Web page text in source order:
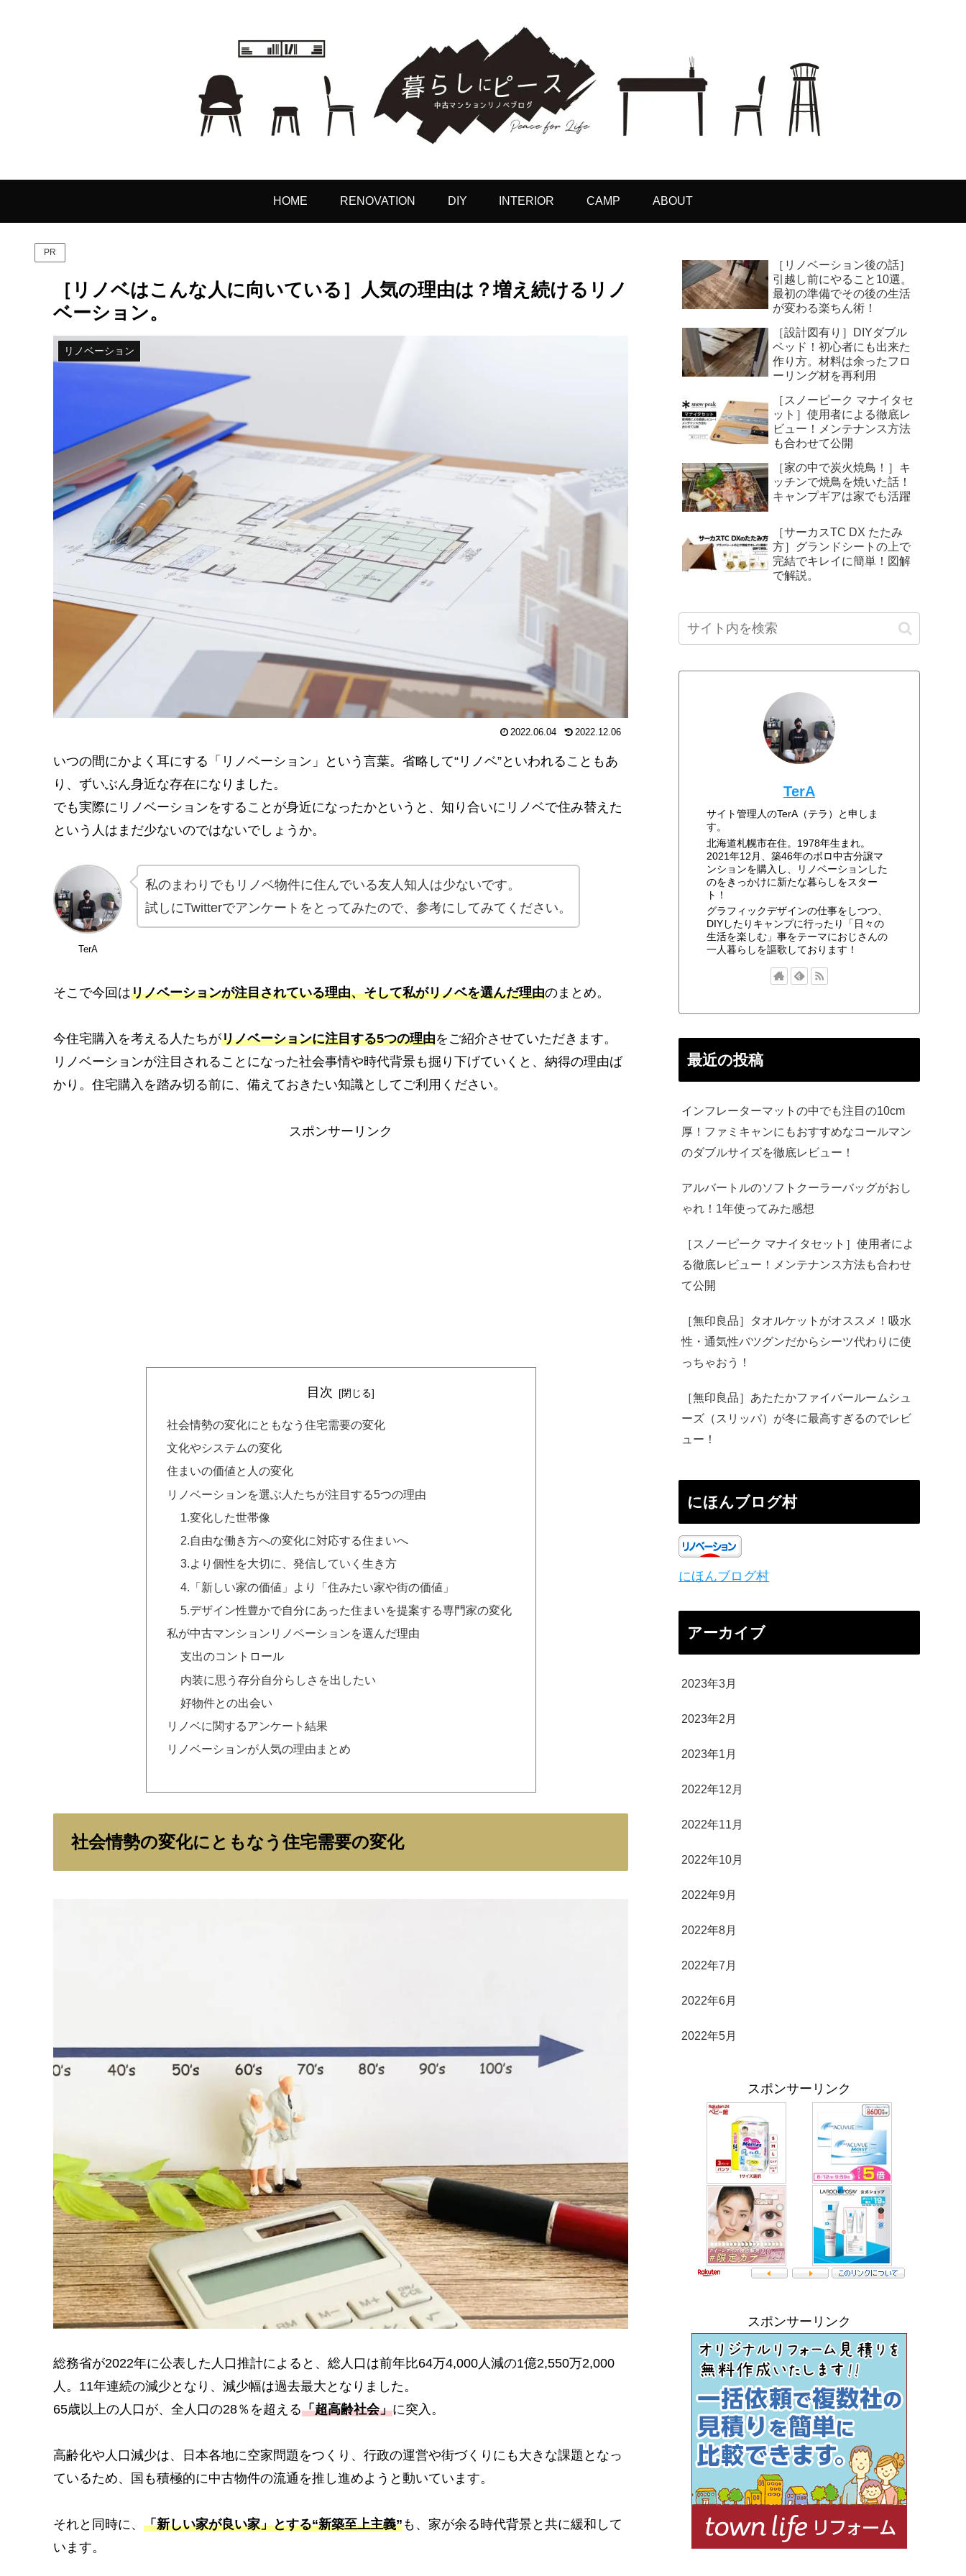
HOME RENOVATION DIY INTERIOR CAMP ABOUT
PR
［リノベはこんな人に向いている］人気の理由は？増え続けるリノ
ベーション。
リノベーション
2022.06.04 2022.12.06
いつの間にかよく耳にする「リノベーション」という言葉。省略して“リノベ”といわれることもあ
り、ずいぶん身近な存在になりました。
でも実際にリノベーションをすることが身近になったかというと、知り合いにリノベで住み替えた
という人はまだ少ないのではないでしょうか。
TerA
私のまわりでもリノベ物件に住んでいる友人知人は少ないです。
試しにTwitterでアンケートをとってみたので、参考にしてみてください。
そこで今回はリノベーションが注目されている理由、そして私がリノベを選んだ理由のまとめ。
今住宅購入を考える人たちがリノベーションに注目する5つの理由をご紹介させていただきます。
リノベーションが注目されることになった社会事情や時代背景も掘り下げていくと、納得の理由ば
かり。住宅購入を踏み切る前に、備えておきたい知識としてご利用ください。
スポンサーリンク
目次
社会情勢の変化にともなう住宅需要の変化
文化やシステムの変化
住まいの価値と人の変化
リノベーションを選ぶ人たちが注目する5つの理由
1.変化した世帯像
2.自由な働き方への変化に対応する住まいへ
3.より個性を大切に、発信していく生き方
4.「新しい家の価値」より「住みたい家や街の価値」
5.デザイン性豊かで自分にあった住まいを提案する専門家の変化
私が中古マンションリノベーションを選んだ理由
支出のコントロール
内装に思う存分自分らしさを出したい
好物件との出会い
リノベに関するアンケート結果
リノベーションが人気の理由まとめ
社会情勢の変化にともなう住宅需要の変化
総務省が2022年に公表した人口推計によると、総人口は前年比64万4,000人減の1億2,550万2,000
人。11年連続の減少となり、減少幅は過去最大となりました。
65歳以上の人口が、全人口の28％を超える「超高齢社会」に突入。
高齢化や人口減少は、日本各地に空家問題をつくり、行政の運営や街づくりにも大きな課題となっ
ているため、国も積極的に中古物件の流通を推し進めようと動いています。
それと同時に、 「新しい家が良い家」とする“新築至上主義”も、家が余る時代背景と共に緩和して
います。
［リノベーション後の話］
引越し前にやること10選。
最初の準備でその後の生活
が変わる楽ちん術！
［設計図有り］DIYダブル
ベッド！初心者にも出来た
作り方。材料は余ったフロ
ーリング材を再利用
［スノーピーク マナイタセ
ット］使用者による徹底レ
ビュー！メンテナンス方法
も合わせて公開
［家の中で炭火焼鳥！］キ
ッチンで焼鳥を焼いた話！
キャンプギアは家でも活躍
［サーカスTC DX たたみ
方］グランドシートの上で
完結でキレイに簡単！図解
で解説。
TerA
サイト管理人のTerA（テラ）と申しま
す。
北海道札幌市在住。1978年生まれ。
2021年12月、築46年のボロ中古分譲マ
ンションを購入し、リノベーションした
のをきっかけに新たな暮らしをスター
ト！
グラフィックデザインの仕事をしつつ、
DIYしたりキャンプに行ったり「日々の
生活を楽しむ」事をテーマにおじさんの
一人暮らしを謳歌しております！
最近の投稿
インフレーターマットの中でも注目の10cm
厚！ファミキャンにもおすすめなコールマン
のダブルサイズを徹底レビュー！
アルバートルのソフトクーラーバッグがおし
ゃれ！1年使ってみた感想
［スノーピーク マナイタセット］使用者によ
る徹底レビュー！メンテナンス方法も合わせ
て公開
［無印良品］タオルケットがオススメ！吸水
性・通気性バツグンだからシーツ代わりに使
っちゃおう！
［無印良品］あたたかファイバールームシュ
ーズ（スリッパ）が冬に最高すぎるのでレビ
ュー！
にほんブログ村
にほんブログ村
アーカイブ
2023年3月
2023年2月
2023年1月
2022年12月
2022年11月
2022年10月
2022年9月
2022年8月
2022年7月
2022年6月
2022年5月
スポンサーリンク
スポンサーリンク